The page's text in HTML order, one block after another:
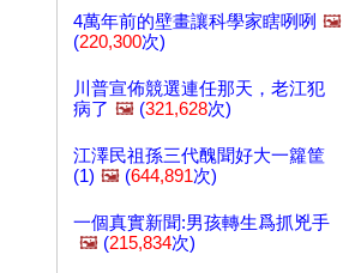
4萬年前的壁畫讓科學家瞎咧咧 🖼️
(220,300次)
川普宣佈競選連任那天，老江犯
病了 🖼️ (321,628次)
江澤民祖孫三代醜聞好大一籮筐
(1) 🖼️ (644,891次)
一個真實新聞:男孩轉生爲抓兇手
🖼️ (215,834次)